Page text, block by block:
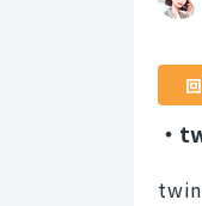
・